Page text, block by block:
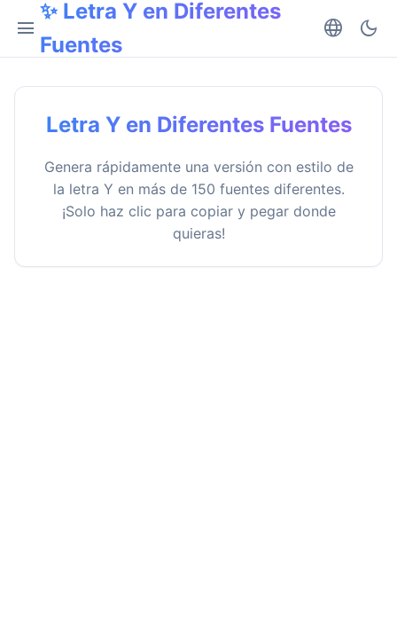
menu
✨ Letra Y en Diferentes
Fuentes
language dark_mode
Letra Y en Diferentes Fuentes
Genera rápidamente una versión con estilo de
la letra Y en más de 150 fuentes diferentes.
¡Solo haz clic para copiar y pegar donde
quieras!